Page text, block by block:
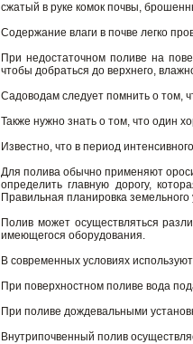
сжатый в руке комок почвы,
Содержание влаги в почве легко
При недостаточном поливе на
чтобы добраться до верхнего,
Садоводам следует помнить о том,
Также нужно знать о том, что один
Известно, что в период
Для полива обычно применяют
определить главную дорогу,
Правильная планировка земельного
Полив может осуществляться
имеющегося оборудования.
В современных условиях
При поверхностном поливе вода
При поливе дождевальными
Внутрипочвенный полив